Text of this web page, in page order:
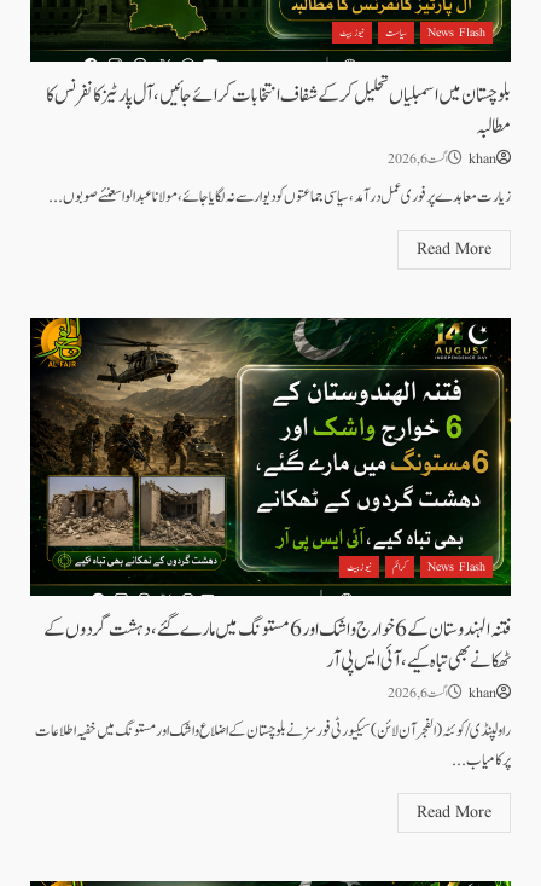
News Flash سیاست نیوز بیٹ
بلوچستان میں اسمبلیاں تحلیل کرکے شفاف انتخابات کرائے جائیں، آل پارٹیز کانفرنس کا
مطالبہ
khan اگست 6, 2026
زیارت معاہدے پر فوری عمل درآمد، سیاسی جماعتوں کو دیوار سے نہ لگایا جائے، مولانا عبدالواسعنئے صوبوں...
Read More
News Flash کرائم نیوز بیٹ
فتنہ الہندوستان کے 6 خوارج واشک اور 6 مستونگ میں مارے گئے، دہشت گردوں کے
ٹھکانے بھی تباہ کیے،آئی ایس پی آر
khan اگست 6, 2026
راولپنڈی/کوئٹہ (الفجرآن لائن) سیکیورٹی فورسز نے بلوچستان کے اضلاع واشک اور مستونگ میں خفیہ اطلاعات
پر کامیاب...
Read More